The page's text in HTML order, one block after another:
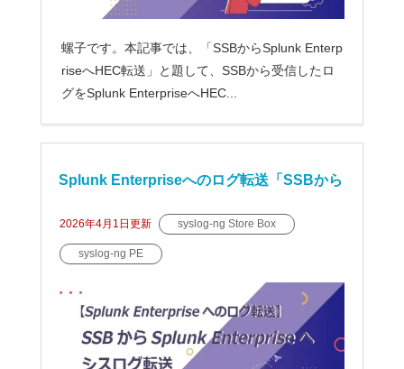
螺子です。本記事では、「SSBからSplunk Enterp
riseへHEC転送」と題して、SSBから受信したロ
グをSplunk EnterpriseへHEC...
Splunk Enterpriseへのログ転送「SSBから
Splunk Enterpriseへシスログ転送」
2026年4月1日更新 syslog-ng Store Box
syslog-ng PE